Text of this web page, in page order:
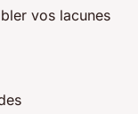
vos lacunes